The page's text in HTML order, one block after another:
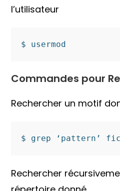
l’utilisateur
$ usermod
Commandes pour
Rechercher un motif
$ grep ‘pattern’
Rechercher